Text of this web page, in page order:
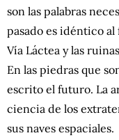
son las palabras
pasado es idéntico al
Vía Láctea y las
En las piedras que
escrito el futuro. La
ciencia de los
sus naves espaciales.